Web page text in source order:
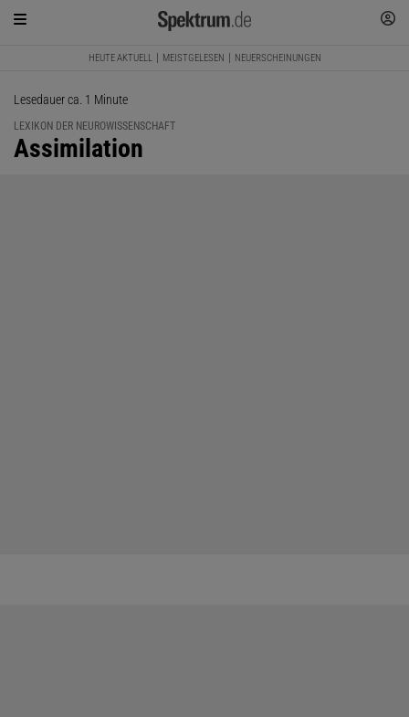
HEUTE AKTUELL MEISTGELESEN NEUERSCHEINUNGEN
Lesedauer ca. 1 Minute
LEXIKON DER NEUROWISSENSCHAFT
:
Assimilation